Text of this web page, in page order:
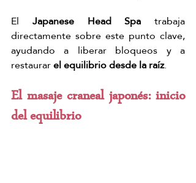
El Japanese Head Spa trabaja
directamente sobre este punto clave,
ayudando a liberar bloqueos y a
restaurar el equilibrio desde la raíz.
El masaje craneal japonés: inicio
del equilibrio